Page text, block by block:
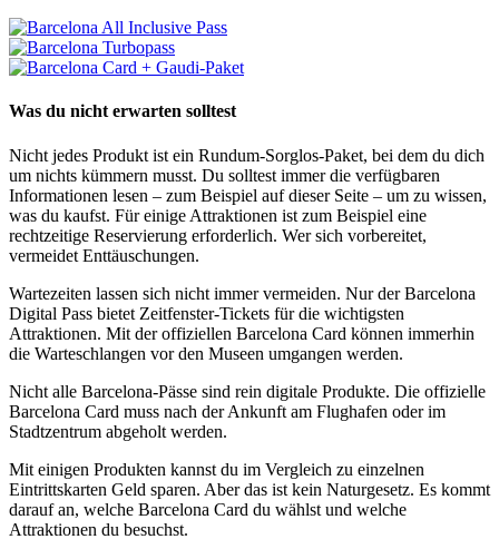
Was du nicht erwarten solltest
Nicht jedes Produkt ist ein Rundum-Sorglos-Paket, bei dem du dich
um nichts kümmern musst. Du solltest immer die verfügbaren
Informationen lesen – zum Beispiel auf dieser Seite – um zu wissen,
was du kaufst. Für einige Attraktionen ist zum Beispiel eine
rechtzeitige Reservierung erforderlich. Wer sich vorbereitet,
vermeidet Enttäuschungen.
Wartezeiten lassen sich nicht immer vermeiden. Nur der Barcelona
Digital Pass bietet Zeitfenster-Tickets für die wichtigsten
Attraktionen. Mit der offiziellen Barcelona Card können immerhin
die Warteschlangen vor den Museen umgangen werden.
Nicht alle Barcelona-Pässe sind rein digitale Produkte. Die offizielle
Barcelona Card muss nach der Ankunft am Flughafen oder im
Stadtzentrum abgeholt werden.
Mit einigen Produkten kannst du im Vergleich zu einzelnen
Eintrittskarten Geld sparen. Aber das ist kein Naturgesetz. Es kommt
darauf an, welche Barcelona Card du wählst und welche
Attraktionen du besuchst.